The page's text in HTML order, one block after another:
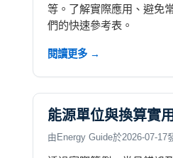
等。了解實際應用、避免
們的快速參考表。
閱讀更多 →
能源單位與換算實
由Energy Guide於2026-07-17